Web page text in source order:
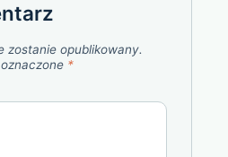
zostanie opublikowany.
*